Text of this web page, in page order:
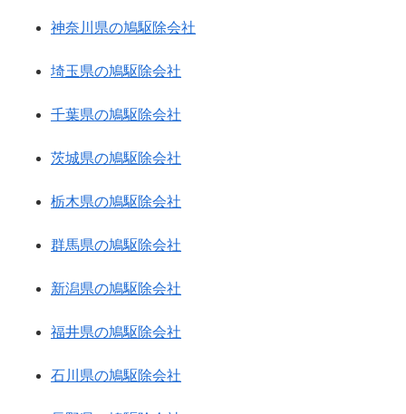
神奈川県の鳩駆除会社
埼玉県の鳩駆除会社
千葉県の鳩駆除会社
茨城県の鳩駆除会社
栃木県の鳩駆除会社
群馬県の鳩駆除会社
新潟県の鳩駆除会社
福井県の鳩駆除会社
石川県の鳩駆除会社